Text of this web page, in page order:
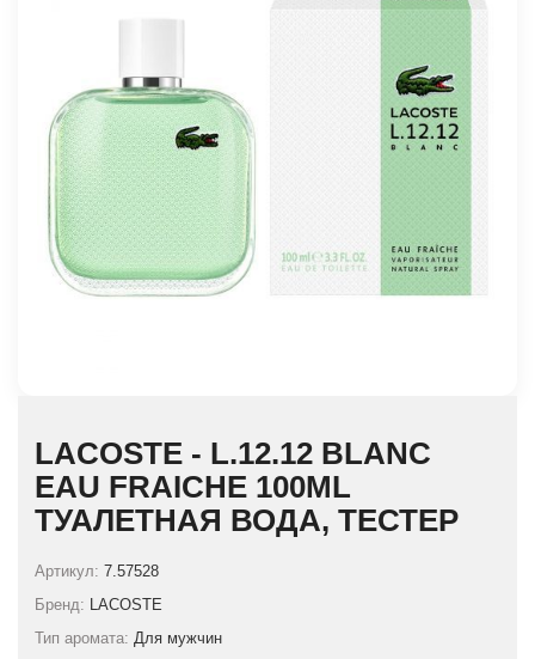
LACOSTE - L.12.12 BLANC
EAU FRAICHE 100ML
ТУАЛЕТНАЯ ВОДА, ТЕСТЕР
Артикул: 7.57528
Бренд: LACOSTE
Тип аромата: Для мужчин